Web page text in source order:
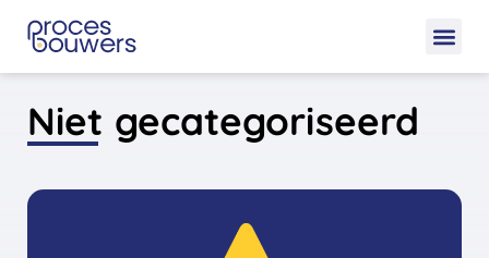
Niet gecategoriseerd